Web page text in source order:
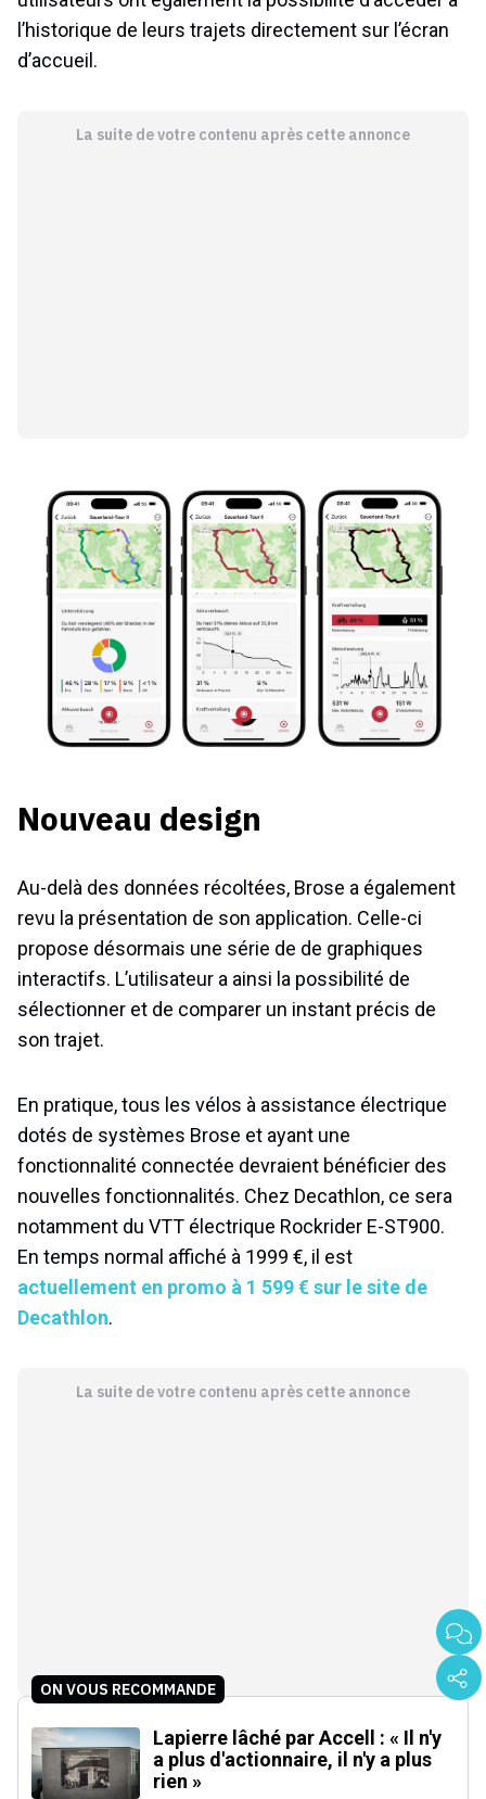
l’historique de leurs trajets directement sur l’écran
d’accueil.
La suite de votre contenu après cette annonce
Nouveau design
Au-delà des données récoltées, Brose a également
revu la présentation de son application. Celle-ci
propose désormais une série de de graphiques
interactifs. L’utilisateur a ainsi la possibilité de
sélectionner et de comparer un instant précis de
son trajet.
En pratique, tous les vélos à assistance électrique
dotés de systèmes Brose et ayant une
fonctionnalité connectée devraient bénéficier des
nouvelles fonctionnalités. Chez Decathlon, ce sera
notamment du VTT électrique Rockrider E-ST900.
En temps normal affiché à 1999 €, il est
actuellement en promo à 1 599 € sur le site de
Decathlon.
La suite de votre contenu après cette annonce
ON VOUS RECOMMANDE
Lapierre lâché par Accell : « Il n'y
a plus d'actionnaire, il n'y a plus
rien »